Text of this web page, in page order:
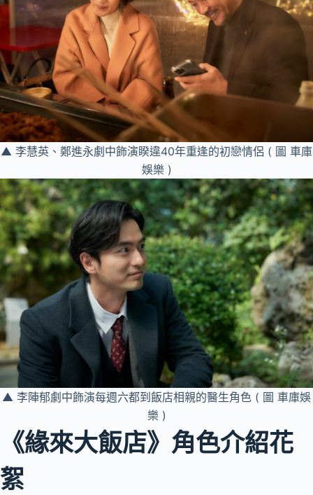
▲ 李慧英、鄭進永劇中飾演睽違40年重逢的初戀情侶 ( 圖 車庫
娛樂 )
▲ 李陣郁劇中飾演每週六都到飯店相親的醫生角色 ( 圖 車庫娛
樂 )
《緣來大飯店》角色介紹花
絮